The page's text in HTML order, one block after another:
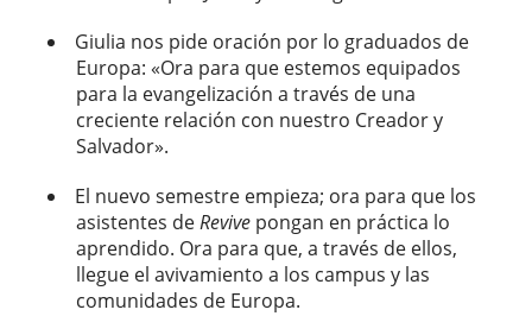
Giulia nos pide oración por lo graduados de
Europa: «Ora para que estemos equipados
para la evangelización a través de una
creciente relación con nuestro Creador y
Salvador».
El nuevo semestre empieza; ora para que los
asistentes deRevive pongan en práctica lo
aprendido. Ora para que, a través de ellos,
llegue el avivamiento a los campus y las
comunidades de Europa.